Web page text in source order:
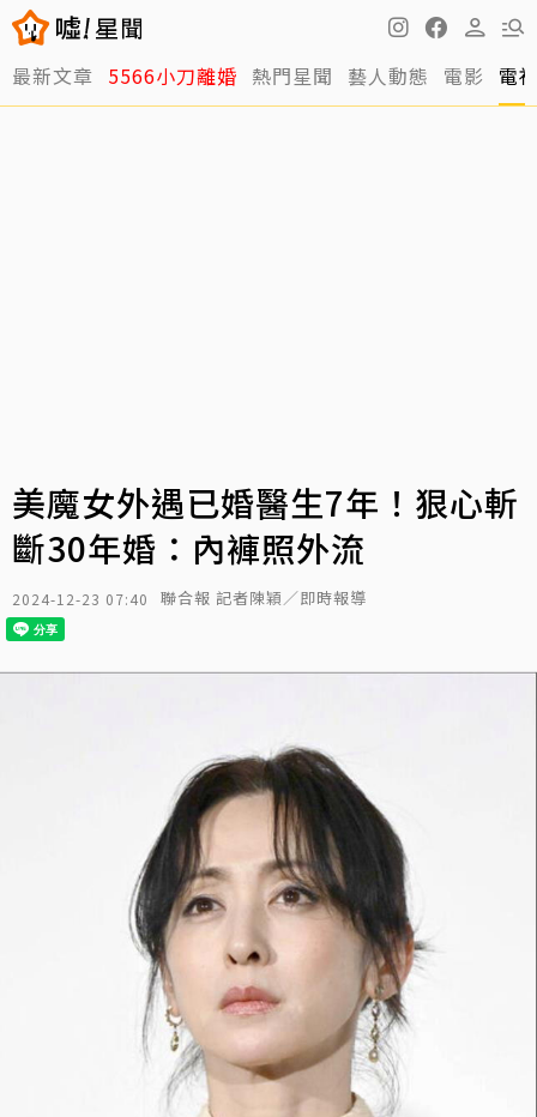
最新文章 5566小刀離婚 熱門星聞 藝人動態 電影 電
美魔女外遇已婚醫生7年！狠心斬
斷30年婚：內褲照外流
2024-12-23 07:40 聯合報 記者陳穎／即時報導